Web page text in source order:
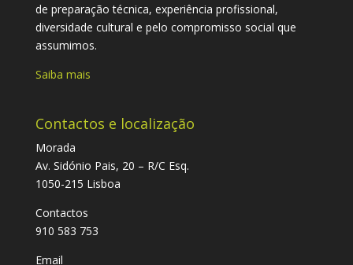
de preparação técnica, experiência profissional,
diversidade cultural e pelo compromisso social que
assumimos.
Saiba mais
Contactos e localização
Morada
Av. Sidónio Pais, 20 – R/C Esq.
1050-215 Lisboa
Contactos
910 583 753
Email